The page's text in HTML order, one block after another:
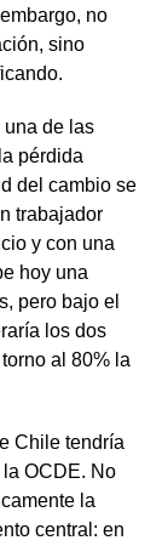
no
sino
una de las
pérdida
del cambio se
trabajador
y con una
hoy una
pero bajo el
los dos
al 80% la
Chile tendría
OCDE. No
la
central: en